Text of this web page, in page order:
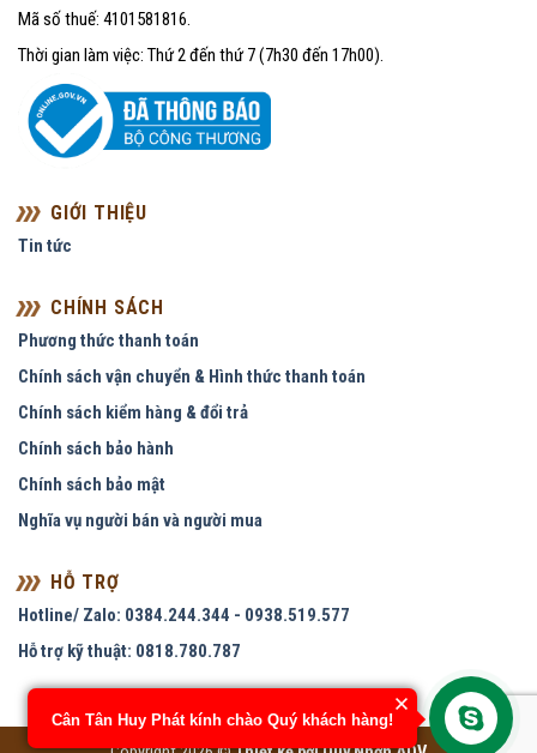
Cân Tân Huy Phát kính chào Quý khách hàng!
Mã số thuế: 4101581816.
Thời gian làm việc: Thứ 2 đến thứ 7 (7h30 đến 17h00).
GIỚI THIỆU
Tin tức
CHÍNH SÁCH
Phương thức thanh toán
Chính sách vận chuyển & Hình thức thanh toán
Chính sách kiểm hàng & đổi trả
Chính sách bảo hành
Chính sách bảo mật
Nghĩa vụ người bán và người mua
HỖ TRỢ
Hotline/ Zalo: 0384.244.344 - 0938.519.577
Hỗ trợ kỹ thuật: 0818.780.787